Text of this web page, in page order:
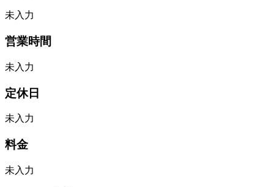
未入力
営業時間
未入力
定休日
未入力
料金
未入力